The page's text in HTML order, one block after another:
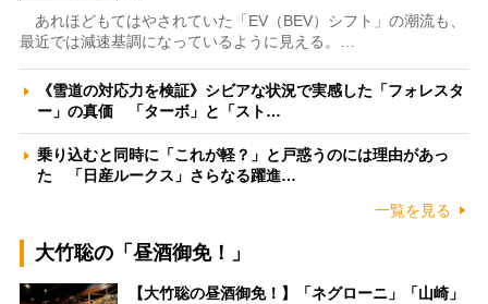
あれほどもてはやされていた「EV（BEV）シフト」の潮流も、
最近では減速基調になっているように見える。…
《雪道の対応力を検証》シビアな状況で実感した「フォレスタ
ー」の真価 「ターボ」と「スト…
乗り込むと同時に「これが軽？」と戸惑うのには理由があっ
た 「日産ルークス」さらなる躍進…
一覧を見る
大竹聡の「昼酒御免！」
【大竹聡の昼酒御免！】「ネグローニ」「山崎」